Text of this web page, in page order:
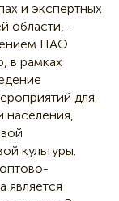
и экспертных
области, -
ПАО
в рамках
для
населения,
культуры.
является